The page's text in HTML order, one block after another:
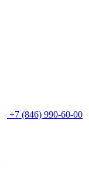
+7 (846) 990-60-00